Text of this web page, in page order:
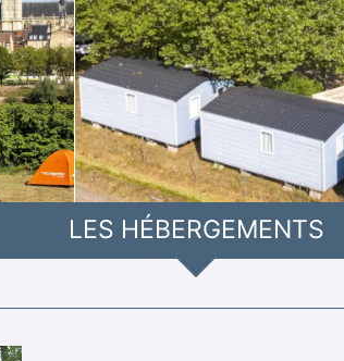
LES HÉBERGEMENTS